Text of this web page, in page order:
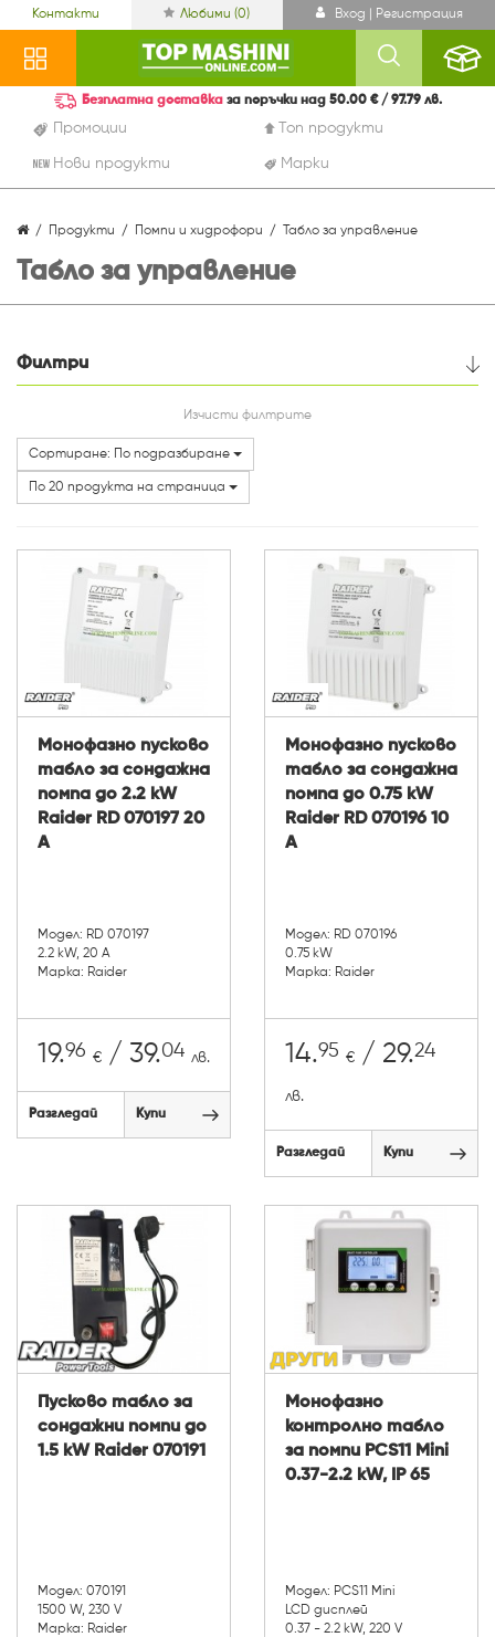
Контакти Любими (0) Вход | Регистрация
Промоции Топ продукти
Нови продукти Марки
Безплатна доставка за поръчки над 50.00 € / 97.79 лв.
Продукти Помпи и хидрофори Табло за управление
Табло за управление
Филтри
Марки
Изчисти филтрите
Сортиране: По подразбиране
По 20 продукта на страница
Монофазно пусково
табло за сондажна
помпа до 2.2 kW
Raider RD 070197 20
A
Модел: RD 070197
2.2 kW, 20 А
Марка: Raider
19.96 € / 39.04 лв.
Разгледай Купи
Монофазно пусково
табло за сондажна
помпа до 0.75 kW
Raider RD 070196 10
А
Модел: RD 070196
0.75 kW
Марка: Raider
14.95 € / 29.24
лв.
Разгледай Купи
Пусково табло за
сондажни помпи до
1.5 kW Raider 070191
Модел: 070191
1500 W, 230 V
Марка: Raider
Монофазно
контролно табло
за помпи PCS11 Mini
0.37-2.2 kW, IP 65
Модел: PCS11 Mini
LCD дисплей
0.37 - 2.2 kW, 220 V